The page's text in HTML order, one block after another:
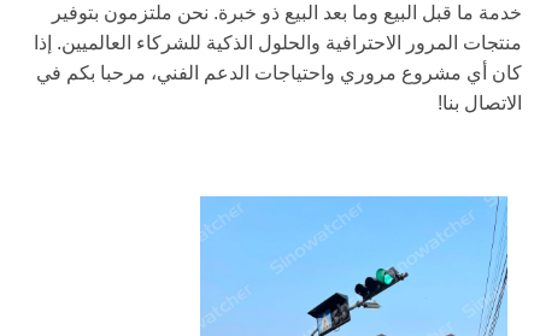
خدمة ما قبل البيع وما بعد البيع ذو خبرة. نحن ملتزمون بتوفير
منتجات المرور الاحترافية والحلول الذكية للشركاء العالميين. إذا
كان أي مشروع مروري واحتياجات الدعم الفني، مرحبا بكم في
الاتصال بنا!